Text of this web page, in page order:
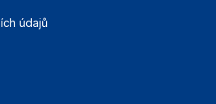
údajů